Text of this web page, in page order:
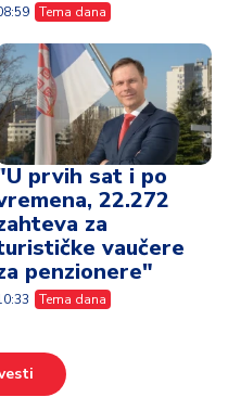
Tema dana
prvih sat i po
22.272
za
vaučere
penzionere"
Tema dana